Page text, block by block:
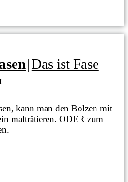
|Das ist Fase
kann man den Bolzen mit
malträtieren. ODER zum